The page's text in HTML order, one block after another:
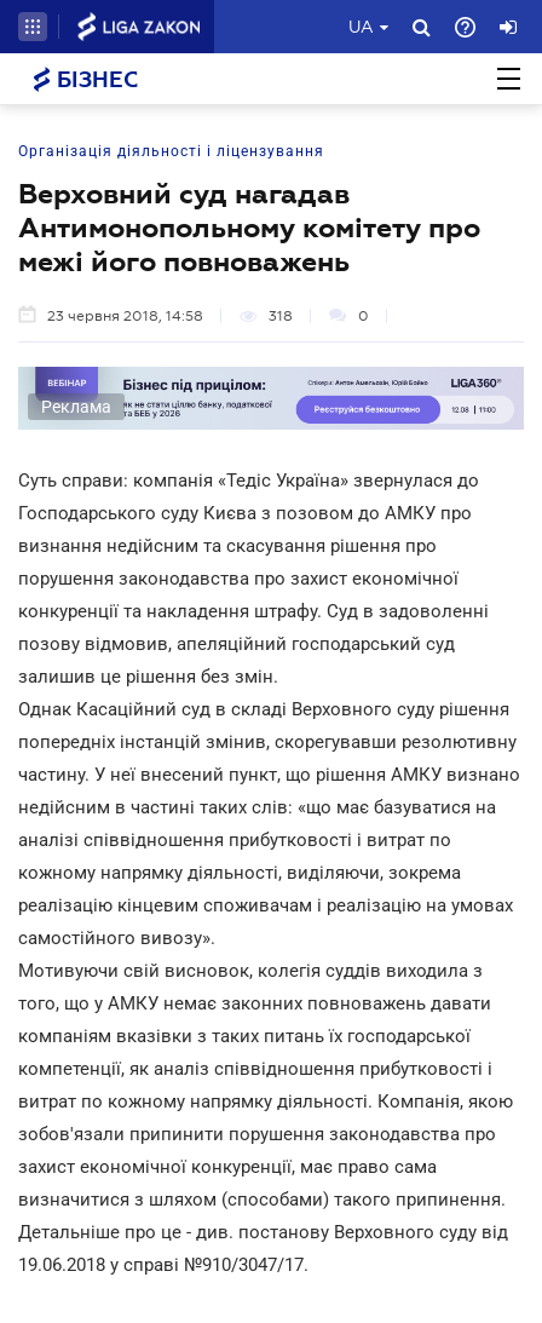
UA
БІЗНЕС
Організація діяльності і ліцензування
Верховний суд нагадав
Антимонопольному комітету про
межі його повноважень
23 червня 2018, 14:58 318 0
Реклама
Суть справи: компанія «Тедіс Україна» звернулася до
Господарського суду Києва з позовом до АМКУ про
визнання недійсним та скасування рішення про
порушення законодавства про захист економічної
конкуренції та накладення штрафу. Суд в задоволенні
позову відмовив, апеляційний господарський суд
залишив це рішення без змін.
Однак Касаційний суд в складі Верховного суду рішення
попередніх інстанцій змінив, скорегувавши резолютивну
частину. У неї внесений пункт, що рішення АМКУ визнано
недійсним в частині таких слів: «що має базуватися на
аналізі співвідношення прибутковості і витрат по
кожному напрямку діяльності, виділяючи, зокрема
реалізацію кінцевим споживачам і реалізацію на умовах
самостійного вивозу».
Мотивуючи свій висновок, колегія суддів виходила з
того, що у АМКУ немає законних повноважень давати
компаніям вказівки з таких питань їх господарської
компетенції, як аналіз співвідношення прибутковості і
витрат по кожному напрямку діяльності. Компанія, якою
зобов'язали припинити порушення законодавства про
захист економічної конкуренції, має право сама
визначитися з шляхом (способами) такого припинення.
Детальніше про це - див. постанову Верховного суду від
19.06.2018 у справі №910/3047/17.